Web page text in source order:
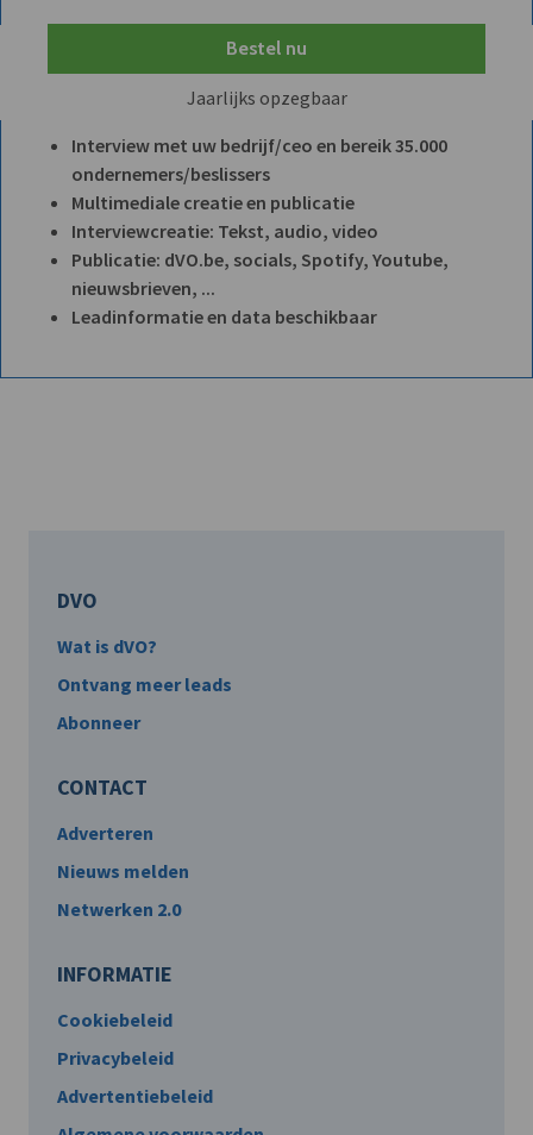
Bestel nu
Jaarlijks opzegbaar
Interview met uw bedrijf/ceo en bereik 35.000
ondernemers/beslissers
Multimediale creatie en publicatie
Interviewcreatie: Tekst, audio, video
Publicatie: dVO.be, socials, Spotify, Youtube,
nieuwsbrieven, ...
Leadinformatie en data beschikbaar
DVO
Wat is dVO?
Ontvang meer leads
Abonneer
CONTACT
Adverteren
Nieuws melden
Netwerken 2.0
INFORMATIE
Cookiebeleid
Privacybeleid
Advertentiebeleid